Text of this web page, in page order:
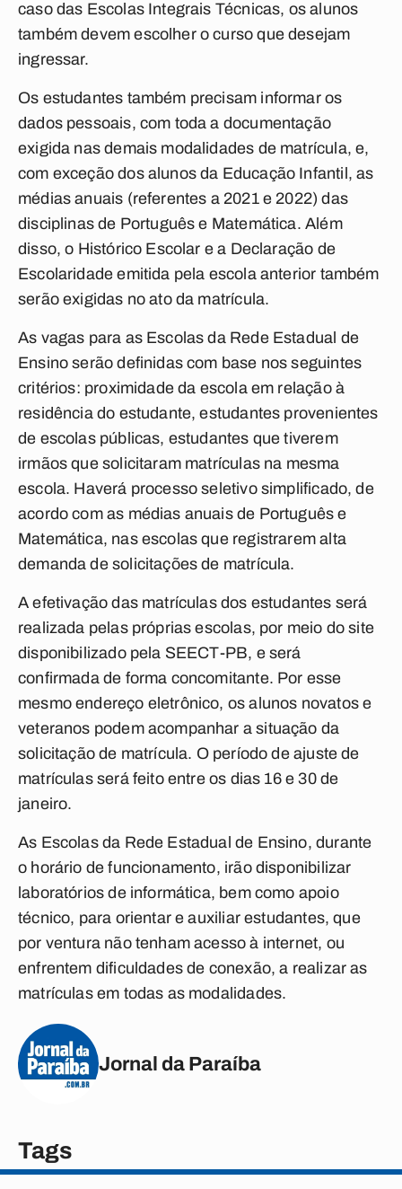
caso das Escolas Integrais Técnicas, os alunos
também devem escolher o curso que desejam
ingressar.
Os estudantes também precisam informar os
dados pessoais, com toda a documentação
exigida nas demais modalidades de matrícula, e,
com exceção dos alunos da Educação Infantil, as
médias anuais (referentes a 2021 e 2022) das
disciplinas de Português e Matemática. Além
disso, o Histórico Escolar e a Declaração de
Escolaridade emitida pela escola anterior também
serão exigidas no ato da matrícula.
As vagas para as Escolas da Rede Estadual de
Ensino serão definidas com base nos seguintes
critérios: proximidade da escola em relação à
residência do estudante, estudantes provenientes
de escolas públicas, estudantes que tiverem
irmãos que solicitaram matrículas na mesma
escola. Haverá processo seletivo simplificado, de
acordo com as médias anuais de Português e
Matemática, nas escolas que registrarem alta
demanda de solicitações de matrícula.
A efetivação das matrículas dos estudantes será
realizada pelas próprias escolas, por meio do site
disponibilizado pela SEECT-PB, e será
confirmada de forma concomitante. Por esse
mesmo endereço eletrônico, os alunos novatos e
veteranos podem acompanhar a situação da
solicitação de matrícula. O período de ajuste de
matrículas será feito entre os dias 16 e 30 de
janeiro.
As Escolas da Rede Estadual de Ensino, durante
o horário de funcionamento, irão disponibilizar
laboratórios de informática, bem como apoio
técnico, para orientar e auxiliar estudantes, que
por ventura não tenham acesso à internet, ou
enfrentem dificuldades de conexão, a realizar as
matrículas em todas as modalidades.
Jornal da Paraíba
Tags